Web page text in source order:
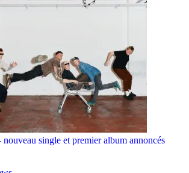
single et premier album annoncés